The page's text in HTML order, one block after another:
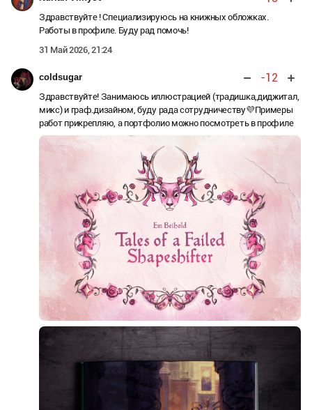
Здравствуйте ! Специализируюсь на книжных обложках.
Работы в профиле. Буду рад помочь!
31 Май 2026, 21:24
coldsugar -12
Здравствуйте! Занимаюсь иллюстрацией (традишка,диджитал,
микс) и граф.дизайном, буду рада сотрудничеству💜Примеры
работ прикрепляю, а портфолио можно посмотреть в профиле